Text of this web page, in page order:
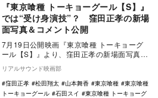
『東京喰種 トーキョーグール【S】』
では“受け身演技”？ 窪田正孝の新場
面写真＆コメント公開
7月19日公開映画『東京喰種 トーキョーグ
ール【S】』より、窪田正孝の新場面写真と
コメントが公開された。 本作は、全世界
累計…
リアルサウンド映画部
窪田正孝
松田翔太 山本舞香 東京喰種
東京喰種
トーキョーグール
石田スイ
東京喰種 トーキョーグ